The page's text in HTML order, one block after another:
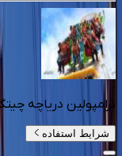
ترامپولین دریاچه چیتگر
شرایط استفاده